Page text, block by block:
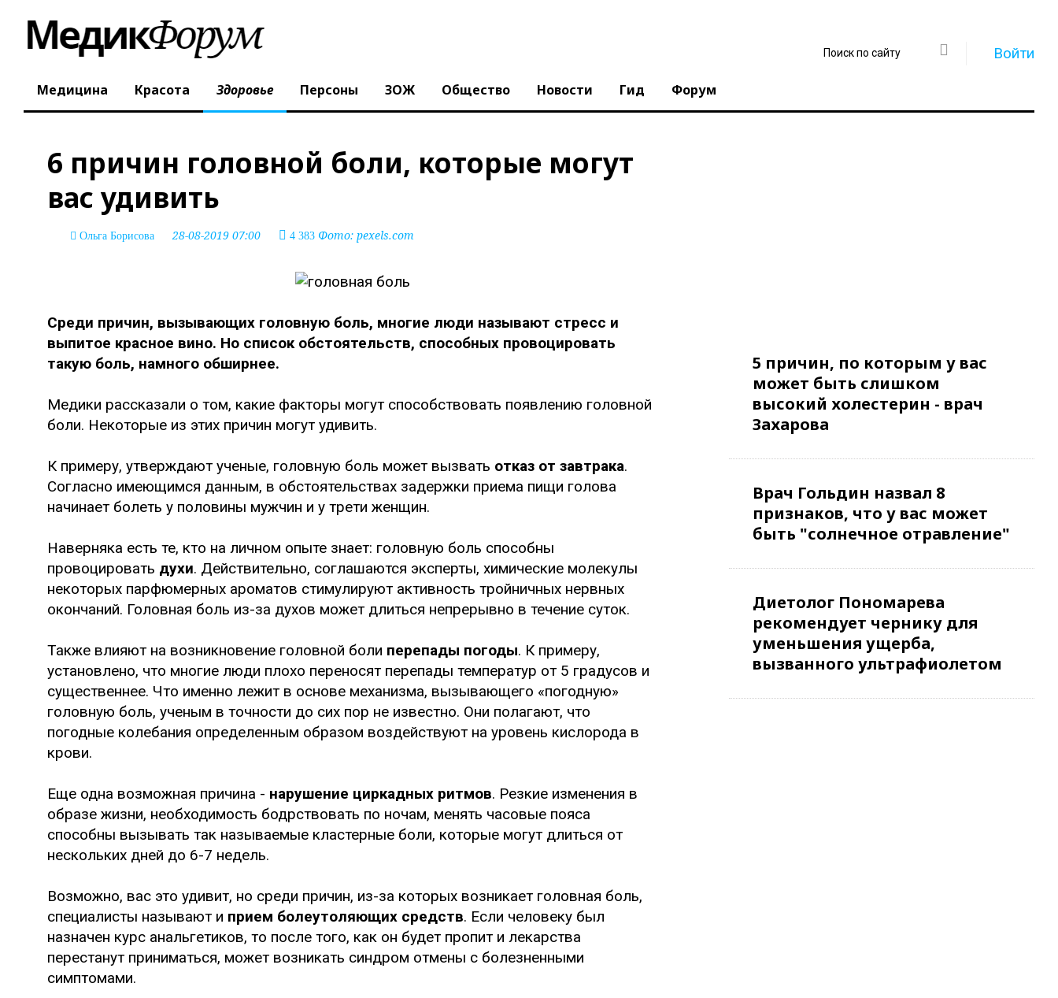
Войти
Медицина Красота Здоровье Персоны ЗОЖ Общество Новости Гид Форум
6 причин головной боли, которые могут
вас удивить
Ольга Борисова 28-08-2019 07:00 4 383 Фото: pexels.com
Среди причин, вызывающих головную боль, многие люди называют стресс и
выпитое красное вино. Но список обстоятельств, способных провоцировать
такую боль, намного обширнее.
Медики рассказали о том, какие факторы могут способствовать появлению головной
боли. Некоторые из этих причин могут удивить.
К примеру, утверждают ученые, головную боль может вызвать отказ от завтрака.
Согласно имеющимся данным, в обстоятельствах задержки приема пищи голова
начинает болеть у половины мужчин и у трети женщин.
Наверняка есть те, кто на личном опыте знает: головную боль способны
провоцировать духи. Действительно, соглашаются эксперты, химические молекулы
некоторых парфюмерных ароматов стимулируют активность тройничных нервных
окончаний. Головная боль из-за духов может длиться непрерывно в течение суток.
Также влияют на возникновение головной боли перепады погоды. К примеру,
установлено, что многие люди плохо переносят перепады температур от 5 градусов и
существеннее. Что именно лежит в основе механизма, вызывающего «погодную»
головную боль, ученым в точности до сих пор не известно. Они полагают, что
погодные колебания определенным образом воздействуют на уровень кислорода в
крови.
Еще одна возможная причина - нарушение циркадных ритмов. Резкие изменения в
образе жизни, необходимость бодрствовать по ночам, менять часовые пояса
способны вызывать так называемые кластерные боли, которые могут длиться от
нескольких дней до 6-7 недель.
Возможно, вас это удивит, но среди причин, из-за которых возникает головная боль,
специалисты называют и прием болеутоляющих средств. Если человеку был
назначен курс анальгетиков, то после того, как он будет пропит и лекарства
перестанут приниматься, может возникать синдром отмены с болезненными
симптомами.
5 причин, по которым у вас
может быть слишком
высокий холестерин - врач
Захарова
Врач Гольдин назвал 8
признаков, что у вас может
быть "солнечное отравление"
Диетолог Пономарева
рекомендует чернику для
уменьшения ущерба,
вызванного ультрафиолетом